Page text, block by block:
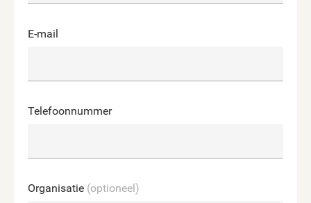
E-mail
Telefoonnummer
Organisatie (optioneel)